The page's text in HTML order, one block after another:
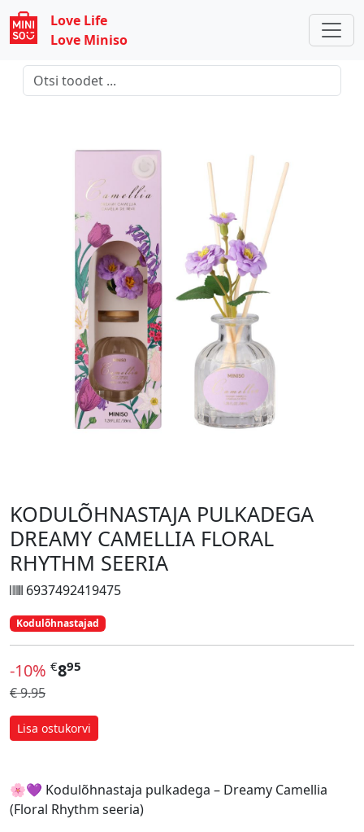
Love Life
Love Miniso
KODULÕHNASTAJA PULKADEGA
DREAMY CAMELLIA FLORAL
RHYTHM SEERIA
6937492419475
Kodulõhnastajad
-10% €895
€ 9.95
Lisa ostukorvi
🌸💜 Kodulõhnastaja pulkadega – Dreamy Camellia
(Floral Rhythm seeria)